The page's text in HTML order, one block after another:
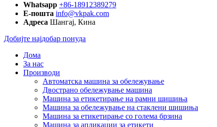
Whatsapp +86-18912389279
Е-пошта info@vkpak.com
Адреса Шангај, Кина
Добијте најдобар понуда
Дома
За нас
Производи
Автоматска машина за обележување
Двострано обележување машина
Машина за етикетирање на рамни шишиња
Машина за обележување на стаклени шишиња
Машина за етикетирање со голема брзина
Машина за апликации за етикети